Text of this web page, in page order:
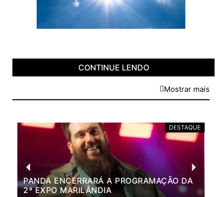
CONTINUE LENDO
Mostrar mais
DESTAQUE
PANDA ENCERRARÁ A PROGRAMAÇÃO DA
2ª EXPO MARILÂNDIA